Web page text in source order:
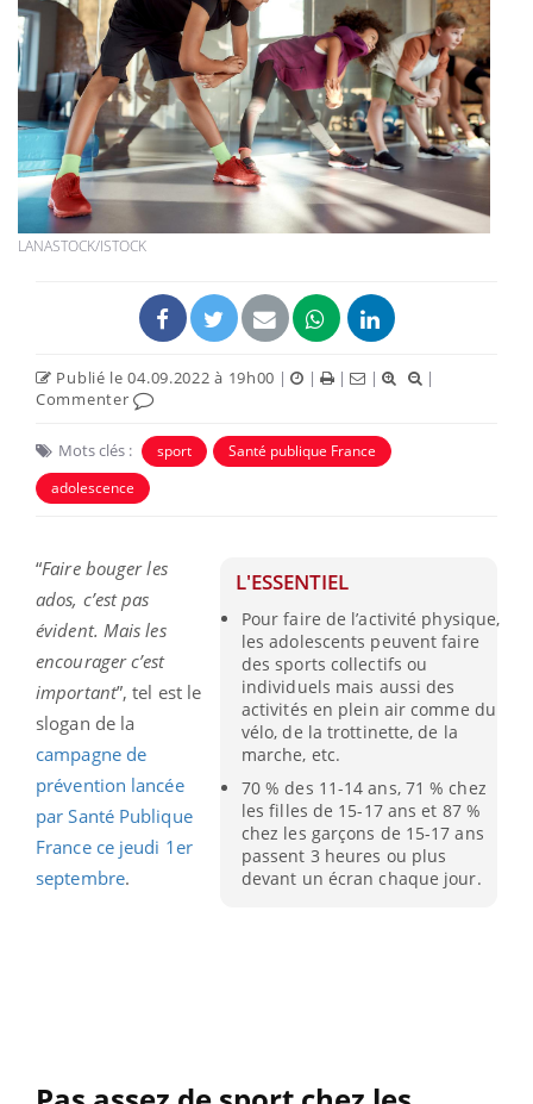
LANASTOCK/ISTOCK
Publié le 04.09.2022 à 19h00 | | | |
|
Commenter
Mots clés : sport
Santé publique France
adolescence
L'ESSENTIEL
Pour faire de l’activité physique,
les adolescents peuvent faire
des sports collectifs ou
individuels mais aussi des
activités en plein air comme du
vélo, de la trottinette, de la
marche, etc.
70 % des 11-14 ans, 71 % chez
les filles de 15-17 ans et 87 %
chez les garçons de 15-17 ans
passent 3 heures ou plus
devant un écran chaque jour.
“Faire bouger les
ados, c’est pas
évident. Mais les
encourager c’est
important”, tel est le
slogan de la
campagne de
prévention lancée
par Santé Publique
France ce jeudi 1er
septembre.